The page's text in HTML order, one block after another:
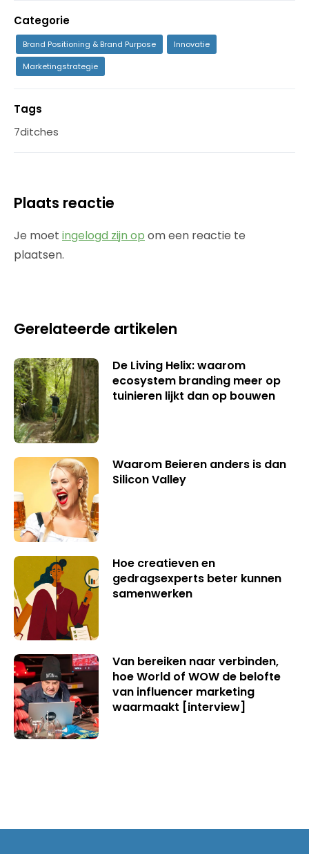
Categorie
Brand Positioning & Brand Purpose
Innovatie
Marketingstrategie
Tags
7ditches
Plaats reactie
Je moet ingelogd zijn op om een reactie te
plaatsen.
Gerelateerde artikelen
De Living Helix: waarom
ecosystem branding meer op
tuinieren lijkt dan op bouwen
Waarom Beieren anders is dan
Silicon Valley
Hoe creatieven en
gedragsexperts beter kunnen
samenwerken
Van bereiken naar verbinden,
hoe World of WOW de belofte
van influencer marketing
waarmaakt [interview]